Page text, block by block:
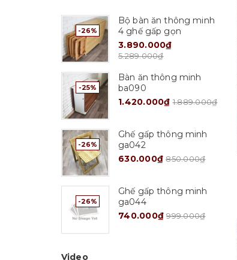
-26%
Bộ bàn ăn thông minh
4 ghế gấp gọn
3.890.000₫
5.289.000₫
-25%
Bàn ăn thông minh
ba090
1.420.000₫ 1.889.000₫
-26%
Ghế gấp thông minh
ga042
630.000₫ 850.000₫
-26%
Ghế gấp thông minh
ga044
740.000₫ 999.000₫
Video